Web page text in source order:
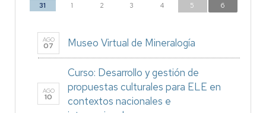
31
1 2 3 4 5 6
AGO
07 Museo Virtual de Mineralogía
AGO
10
Curso: Desarrollo y gestión de
propuestas culturales para ELE en
contextos nacionales e